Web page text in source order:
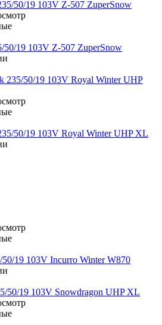
50/19 103V Z-507 ZuperSnow
50/19 103V Royal Winter UHP XL
50/19 103V Incurro Winter W870